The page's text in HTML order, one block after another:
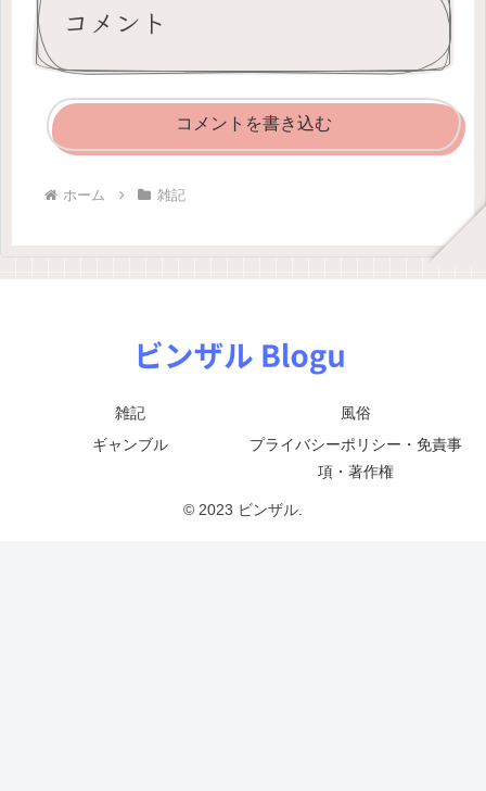
コメント
コメントを書き込む
ホーム 雑記
雑記
風俗
ギャンブル
プライバシーポリシー・免責事
項・著作権
© 2023 ビンザル.